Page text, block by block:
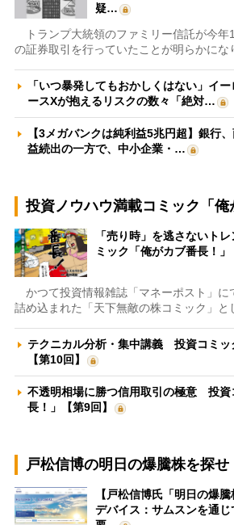
疑…
トランプ大統領のファミリー信託が今年
の証券取引を行っていたことが明らかにな
「いつ暴発してもおかしくはない」イ
ースXが抱えるリスクの数々「絶対…
【3メガバンクは純利益5兆円超】銀行
益続出の一方で、中小企業・…
投資ノウハウ満載コミック「俺
「売り時」を逃さないト
ミック「俺がカブ番長！」
かつて投資情報雑誌「マネーポスト」に
詰め込まれた「天下無敵の株コミック」と
テクニカル分析・集中講義 投資コミッ
【第10回】
不透明相場に勝つ信用取引の極意 投資
長！」【第9回】
戸松信博の明日の爆騰株を探せ
【戸松信博氏「明日の爆
デバイス：サムスンを通